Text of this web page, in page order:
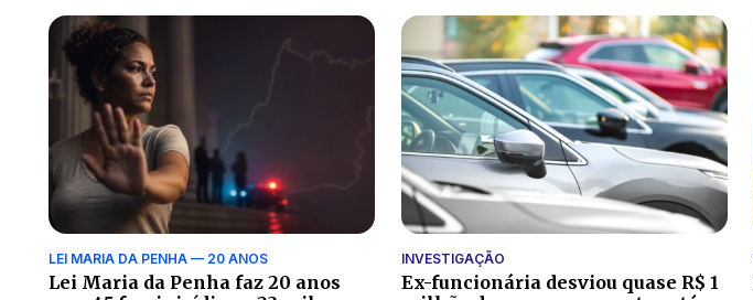
LEI MARIA DA PENHA — 20 ANOS
Lei Maria da Penha faz 20 anos
INVESTIGAÇÃO
Ex-funcionária desviou quase R$ 1